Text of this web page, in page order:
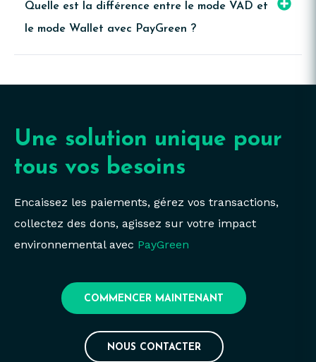
Quelle est la différence entre le mode VAD et
le mode Wallet avec PayGreen ?
Une solution unique pour
tous vos besoins
Encaissez les paiements, gérez vos transactions,
collectez des dons, agissez sur votre impact
environnemental avec PayGreen
COMMENCER MAINTENANT
NOUS CONTACTER